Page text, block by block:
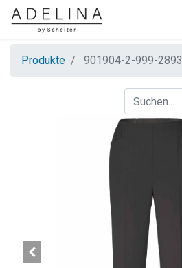
Produkte 901904-2-999-2893